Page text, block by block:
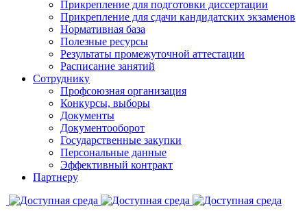
Прикрепление для подготовки диссертации
Прикрепление для сдачи кандидатских экзаменов
Нормативная база
Полезные ресурсы
Результаты промежуточной аттестации
Расписание занятий
Сотруднику
Профсоюзная организация
Конкурсы, выборы
Документы
Документооборот
Государственные закупки
Персональные данные
Эффективный контракт
Партнеру